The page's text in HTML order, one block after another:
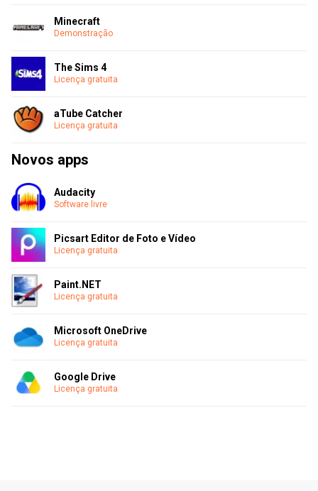
Minecraft
Demonstração
The Sims 4
Licença gratuita
aTube Catcher
Licença gratuita
Novos apps
Audacity
Software livre
Picsart Editor de Foto e Vídeo
Licença gratuita
Paint.NET
Licença gratuita
Microsoft OneDrive
Licença gratuita
Google Drive
Licença gratuita